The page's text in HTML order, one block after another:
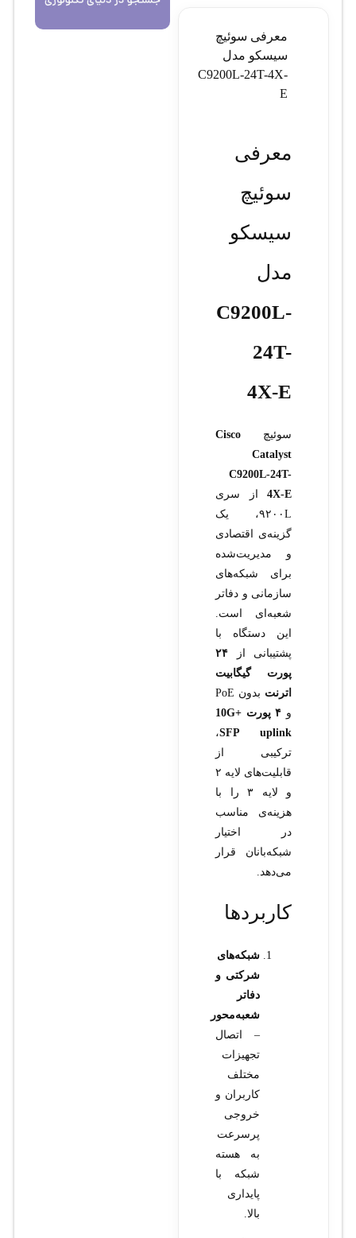
معرفی سوئیچ
سیسکو مدل
C9200L-24T-4X-
E
معرفی
سوئیچ
سیسکو
مدل
C9200L-
24T-
4X‑E
سوئیچ Cisco
Catalyst
C9200L-24T-
4X‑Eاز سری
۹۲۰۰L، یک
گزینه‌ی اقتصادی
و مدیریت‌شده
برای شبکه‌های
سازمانی و دفاتر
شعبه‌ای است.
این دستگاه با
پشتیبانی از ۲۴
پورت گیگابیت
اترنت
بدون PoE
و
۴ پورت +10G
SFP uplink،
ترکیبی از
قابلیت‌های لایه ۲
و لایه ۳ را با
هزینه‌ی مناسب
در اختیار
شبکه‌بانان قرار
می‌دهد.
کاربردها
شبکه‌های
شرکتی و
دفاتر
شعبه‌محور
– اتصال
تجهیزات
مختلف
کاربران و
خروجی
پرسرعت
به هسته
شبکه با
پایداری
بالا.